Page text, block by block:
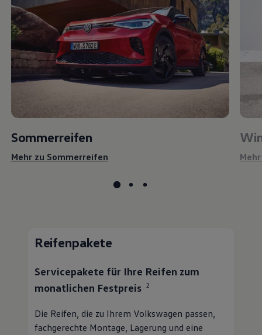
Sommerreifen
Mehr zu Sommerreifen
Reifenpakete
Servicepakete für Ihre Reifen zum
monatlichen Festpreis 2
Die Reifen, die zu Ihrem Volkswagen passen,
fachgerechte Montage, Lagerung und eine